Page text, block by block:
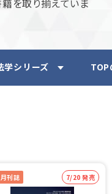
を取り揃えていま
学シリーズ TOP
月刊誌 7/20 発売